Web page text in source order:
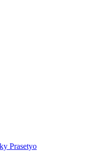
Prasetyo